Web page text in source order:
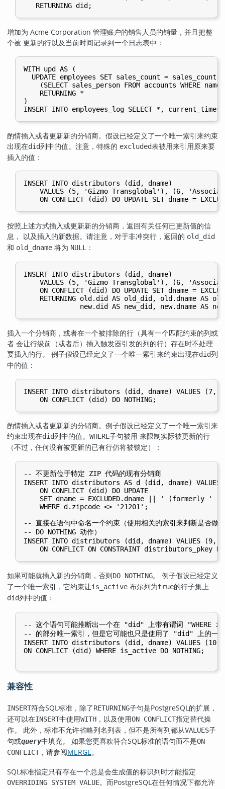
增加为 Acme Corporation 管理账户的销售人员的销量，并且把整
个被 更新的行以及当前时间记录到一个日志表中：
WITH upd AS (
UPDATE employees SET sales_count = sales_count
(SELECT sales_person FROM accounts WHERE name
    RETURNING *
)
酌情插入或者更新新的分销商。假设已经定义了一个唯一索引来约束
出现在did列中的值。注意，特殊的 excluded表被用来引用原来要
插入的值：
INSERT INTO distributors (did, dname)
VALUES (5, 'Gizmo Transglobal'), (6,
按照上述方式插入或更新新的分销商，返回有关任何已更新值的信
息， 以及插入的新数据。请注意，对于非冲突行，返回的 old_did
和 old_dname 将为 NULL ：
INSERT INTO distributors (did, dname)
VALUES (5, 'Gizmo Transglobal'), (6,
ON CONFLICT (did) DO UPDATE SET dname =
RETURNING old.did AS old_did, old.dname AS
插入一个分销商，或者在一个被排除的行（具有一个匹配约束的列或
者 会让行级前（或者后）插入触发器引发的列的行）存在时不处理
要插入的行。 例子假设已经定义了一个唯一索引来约束出现在did列
中的值：
INSERT INTO distributors (did, dname) VALUES (7,
酌情插入或者更新新的分销商。例子假设已经定义了一个唯一索引来
约束出现在did列中的值。 WHERE子句被用 来限制实际被更新的行
（不过，任何没有被更新的已有行仍将被锁定）：
-- 不更新位于特定 ZIP 代码的现有分销商
INSERT INTO distributors AS d (did, dname)
    ON CONFLICT (did) DO UPDATE
SET dname = EXCLUDED.dname || ' (formerly '
    WHERE d.zipcode <> '21201';
-- 直接在语句中命名一个约束（使用相关的索引来判断是否做
-- DO NOTHING 动作）
INSERT INTO distributors (did, dname) VALUES (9,
如果可能就插入新的分销商，否则DO NOTHING。 例子假设已经定义
了一个唯一索引，它约束让is_active 布尔列为true的行子集上
did列中的值：
-- 这个语句可能推断出一个在 "did" 上带有谓词 "WHERE
-- 的部分唯一索引，但是它可能也只是使用了 "did" 上的一
INSERT INTO distributors (did, dname) VALUES
ON CONFLICT (did) WHERE is_active DO NOTHING;
兼容性
INSERT符合SQL标准，除了RETURNING子句是PostgreSQL的扩展，
还可以在INSERT中使用WITH ，以及使用ON CONFLICT指定替代操
作。 此外，标准不允许省略列名列表，但不是所有列都从VALUES子
句或query中填充。 如果您更喜欢符合SQL标准的语句而不是ON
CONFLICT ，请参阅MERGE。
SQL标准指定只有存在一个总是会生成值的标识列时才能指定
OVERRIDING SYSTEM VALUE。而PostgreSQL在任何情况下都允许